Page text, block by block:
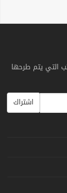
التي يتم طرحها
اشتراك